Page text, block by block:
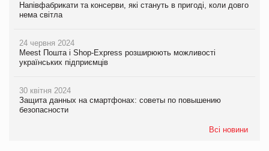
Напівфабрикати та консерви, які стануть в пригоді, коли довго
нема світла
24 червня 2024
Meest Пошта і Shop-Express розширюють можливості
українських підприємців
30 квітня 2024
Защита данных на смартфонах: советы по повышению
безопасности
Всі новини